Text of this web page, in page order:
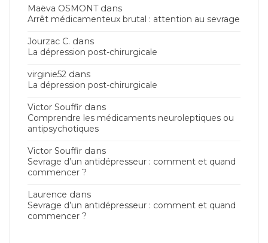
Maëva OSMONTdans
Arrêt médicamenteux brutal : attention au sevrage
Jourzac C. dans
La dépression post-chirurgicale
virginie52 dans
La dépression post-chirurgicale
Victor Souffir dans
Comprendre les médicaments neuroleptiques ou
antipsychotiques
Victor Souffir dans
Sevrage d’un antidépresseur : comment et quand
commencer ?
Laurence dans
Sevrage d’un antidépresseur : comment et quand
commencer ?